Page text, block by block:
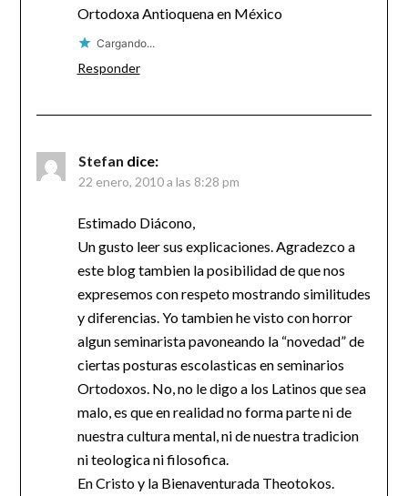
Ortodoxa Antioquena en México
Cargando...
Responder
Stefan dice:
22 enero, 2010 a las 8:28 pm
Estimado Diácono,
Un gusto leer sus explicaciones. Agradezco a
este blog tambien la posibilidad de que nos
expresemos con respeto mostrando similitudes
y diferencias. Yo tambien he visto con horror
algun seminarista pavoneando la “novedad” de
ciertas posturas escolasticas en seminarios
Ortodoxos. No, no le digo a los Latinos que sea
malo, es que en realidad no forma parte ni de
nuestra cultura mental, ni de nuestra tradicion
ni teologica ni filosofica.
En Cristo y la Bienaventurada Theotokos.